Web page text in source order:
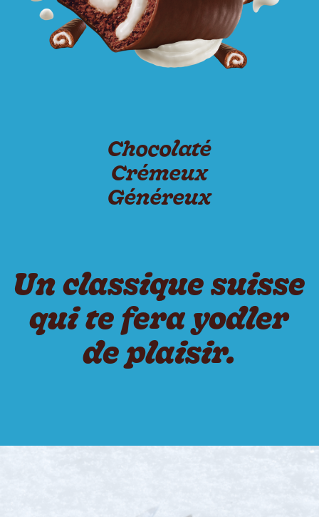
Chocolaté
Crémeux
Généreux
Un classique suisse
qui te fera yodler
de plaisir.